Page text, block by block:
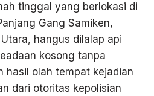
tinggal yang berlokasi di
Gang Samiken,
hangus dilalap api
kosong tanpa
hasil olah tempat kejadian
dari otoritas kepolisian